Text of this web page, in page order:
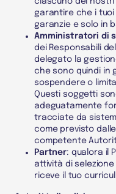
garantire che i tuoi
garanzie e solo in
Amministratori di
dei Responsabili
delegato la
che sono quindi in
sospendere o
Questi soggetti
adeguatamente
tracciate da
come previsto
competente
Partner: qualora il
attività di
riceve il tuo